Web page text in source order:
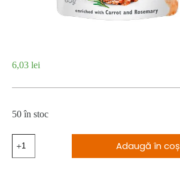
6,03 lei
50 în stoc
Cantitate
Brit
Care
Adaugă în coș